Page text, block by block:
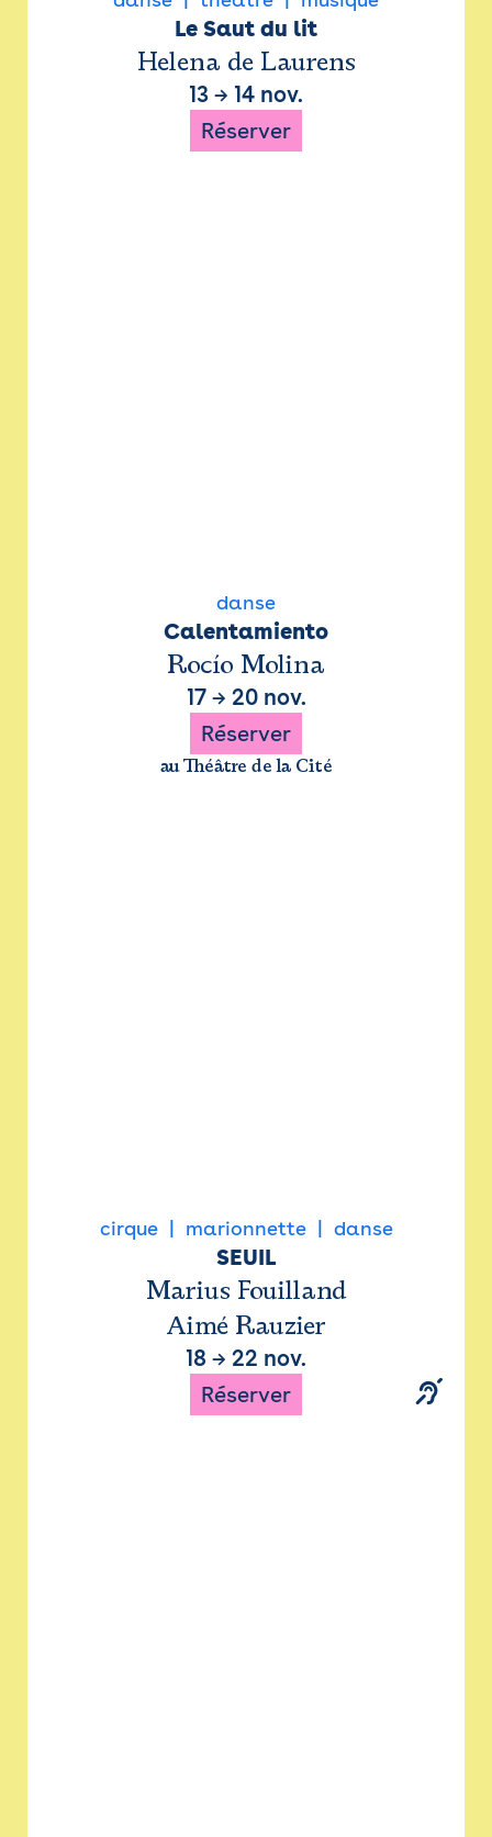
Le Saut du lit
Helena de Laurens
13 → 14 nov.
Réserver
danse
Calentamiento
Rocío Molina
17→ 20 nov.
Réserver
au Théâtre de la Cité
cirque marionnette danse
SEUIL
Marius Fouilland
Aimé Rauzier
18 → 22 nov.
Réserver